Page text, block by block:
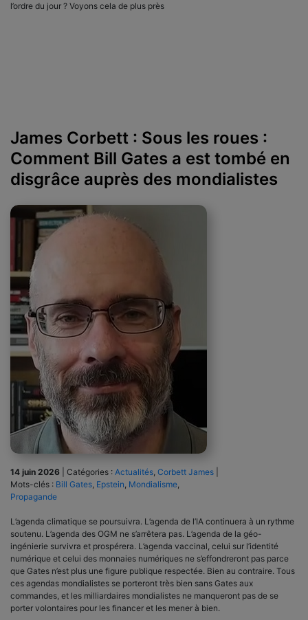
l’ordre du jour ? Voyons cela de plus près
James Corbett : Sous les roues :
Comment Bill Gates a est tombé en
disgrâce auprès des mondialistes
14 juin 2026 Catégories : Actualités, Corbett James
Mots-clés : Bill Gates, Epstein, Mondialisme,
Propagande
L’agenda climatique se poursuivra. L’agenda de l’IA continuera à un rythme
soutenu. L’agenda des OGM ne s’arrêtera pas. L’agenda de la géo-
ingénierie survivra et prospérera. L’agenda vaccinal, celui sur l’identité
numérique et celui des monnaies numériques ne s’effondreront pas parce
que Gates n’est plus une figure publique respectée. Bien au contraire. Tous
ces agendas mondialistes se porteront très bien sans Gates aux
commandes, et les milliardaires mondialistes ne manqueront pas de se
porter volontaires pour les financer et les mener à bien.